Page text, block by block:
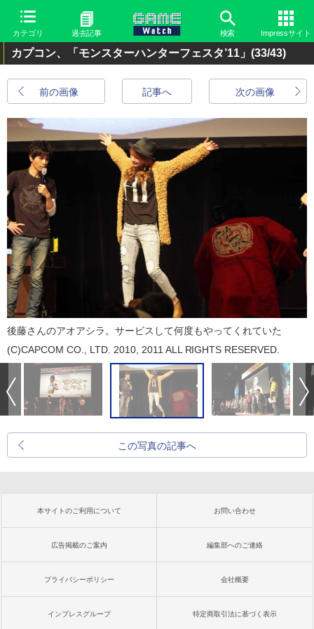
カテゴリ 過去記事 検索 Impressサイト
カプコン、「モンスターハンターフェスタ’11」 (33/43)
前の画像 次の画像
記事へ
後藤さんのアオアシラ。サービスして何度もやってくれていた
(C)CAPCOM CO., LTD. 2010, 2011 ALL RIGHTS RESERVED.
この写真の記事へ
本サイトのご利用について お問い合わせ
広告掲載のご案内 編集部へのご連絡
プライバシーポリシー 会社概要
インプレスグループ 特定商取引法に基づく表示